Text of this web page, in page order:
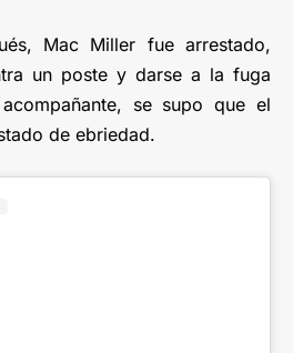
Mac Miller fue arrestado,
un poste y darse a la fuga
se supo que el
de ebriedad.